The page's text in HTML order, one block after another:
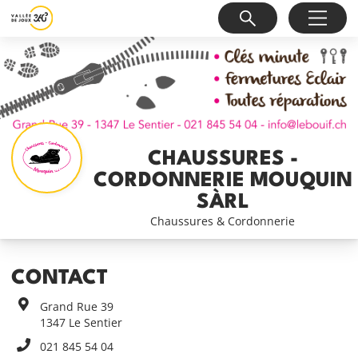
CHAUSSURES -
CORDONNERIE MOUQUIN
SÀRL
Chaussures & Cordonnerie
CONTACT
Grand Rue 39
1347 Le Sentier
021 845 54 04